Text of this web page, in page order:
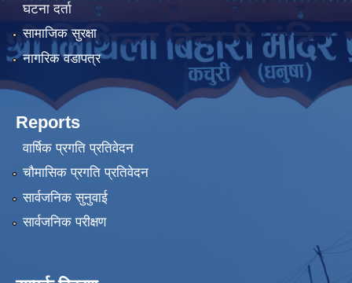
घटना दर्ता
सामाजिक सुरक्षा
नागरिक वडापत्र
Reports
वार्षिक प्रगति प्रतिवेदन
चौमासिक प्रगति प्रतिवेदन
सार्वजनिक सुनुवाई
सार्वजनिक परीक्षण